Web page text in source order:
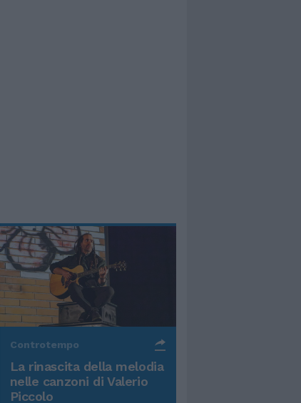
Controtempo
La rinascita della melodia
nelle canzoni di Valerio
Piccolo